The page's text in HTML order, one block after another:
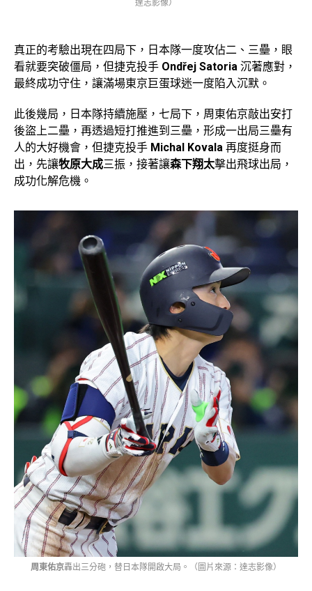
達志影像）
真正的考驗出現在四局下，日本隊一度攻佔二、三壘，眼
看就要突破僵局，但捷克投手 Ondřej Satoria 沉著應對，
最終成功守住，讓滿場東京巨蛋球迷一度陷入沉默。
此後幾局，日本隊持續施壓，七局下，周東佑京敲出安打
後盜上二壘，再透過短打推進到三壘，形成一出局三壘有
人的大好機會，但捷克投手 Michal Kovala 再度挺身而
出，先讓牧原大成三振，接著讓森下翔太擊出飛球出局，
成功化解危機。
周東佑京轟出三分砲，替日本隊開啟大局。（圖片來源：達志影像）